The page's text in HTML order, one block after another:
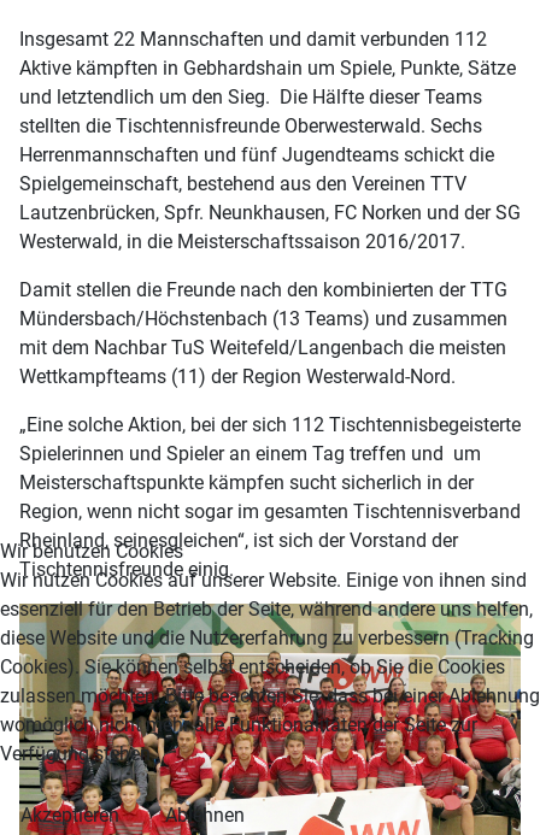
Insgesamt 22 Mannschaften und damit verbunden 112
Aktive kämpften in Gebhardshain um Spiele, Punkte, Sätze
und letztendlich um den Sieg. Die Hälfte dieser Teams
stellten die Tischtennisfreunde Oberwesterwald. Sechs
Herrenmannschaften und fünf Jugendteams schickt die
Spielgemeinschaft, bestehend aus den Vereinen TTV
Lautzenbrücken, Spfr. Neunkhausen, FC Norken und der SG
Westerwald, in die Meisterschaftssaison 2016/2017.
Damit stellen die Freunde nach den kombinierten der TTG
Mündersbach/Höchstenbach (13 Teams) und zusammen
mit dem Nachbar TuS Weitefeld/Langenbach die meisten
Wettkampfteams (11) der Region Westerwald-Nord.
„Eine solche Aktion, bei der sich 112 Tischtennisbegeisterte
Spielerinnen und Spieler an einem Tag treffen und um
Meisterschaftspunkte kämpfen sucht sicherlich in der
Region, wenn nicht sogar im gesamten Tischtennisverband
Rheinland, seinesgleichen“, ist sich der Vorstand der
Tischtennisfreunde einig.
Wir benutzen Cookies
Wir nutzen Cookies auf unserer Website. Einige von ihnen sind
essenziell für den Betrieb der Seite, während andere uns helfen,
diese Website und die Nutzererfahrung zu verbessern (Tracking
Cookies). Sie können selbst entscheiden, ob Sie die Cookies
zulassen möchten. Bitte beachten Sie, dass bei einer Ablehnung
womöglich nicht mehr alle Funktionalitäten der Seite zur
Verfügung stehen.
Akzeptieren Ablehnen